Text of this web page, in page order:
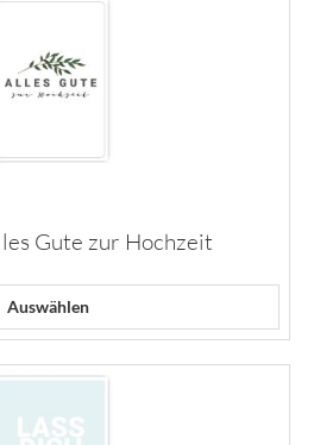
Gute zur Hochzeit
Auswählen